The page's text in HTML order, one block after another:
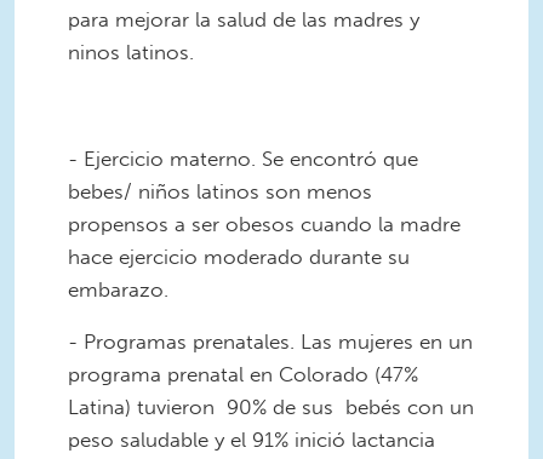
para mejorar la salud de las madres y
ninos latinos.
- Ejercicio materno. Se encontró que
bebes/ niños latinos son menos
propensos a ser obesos cuando la madre
hace ejercicio moderado durante su
embarazo.
- Programas prenatales. Las mujeres en un
programa prenatal en Colorado (47%
Latina) tuvieron 90% de sus bebés con un
peso saludable y el 91% inició lactancia